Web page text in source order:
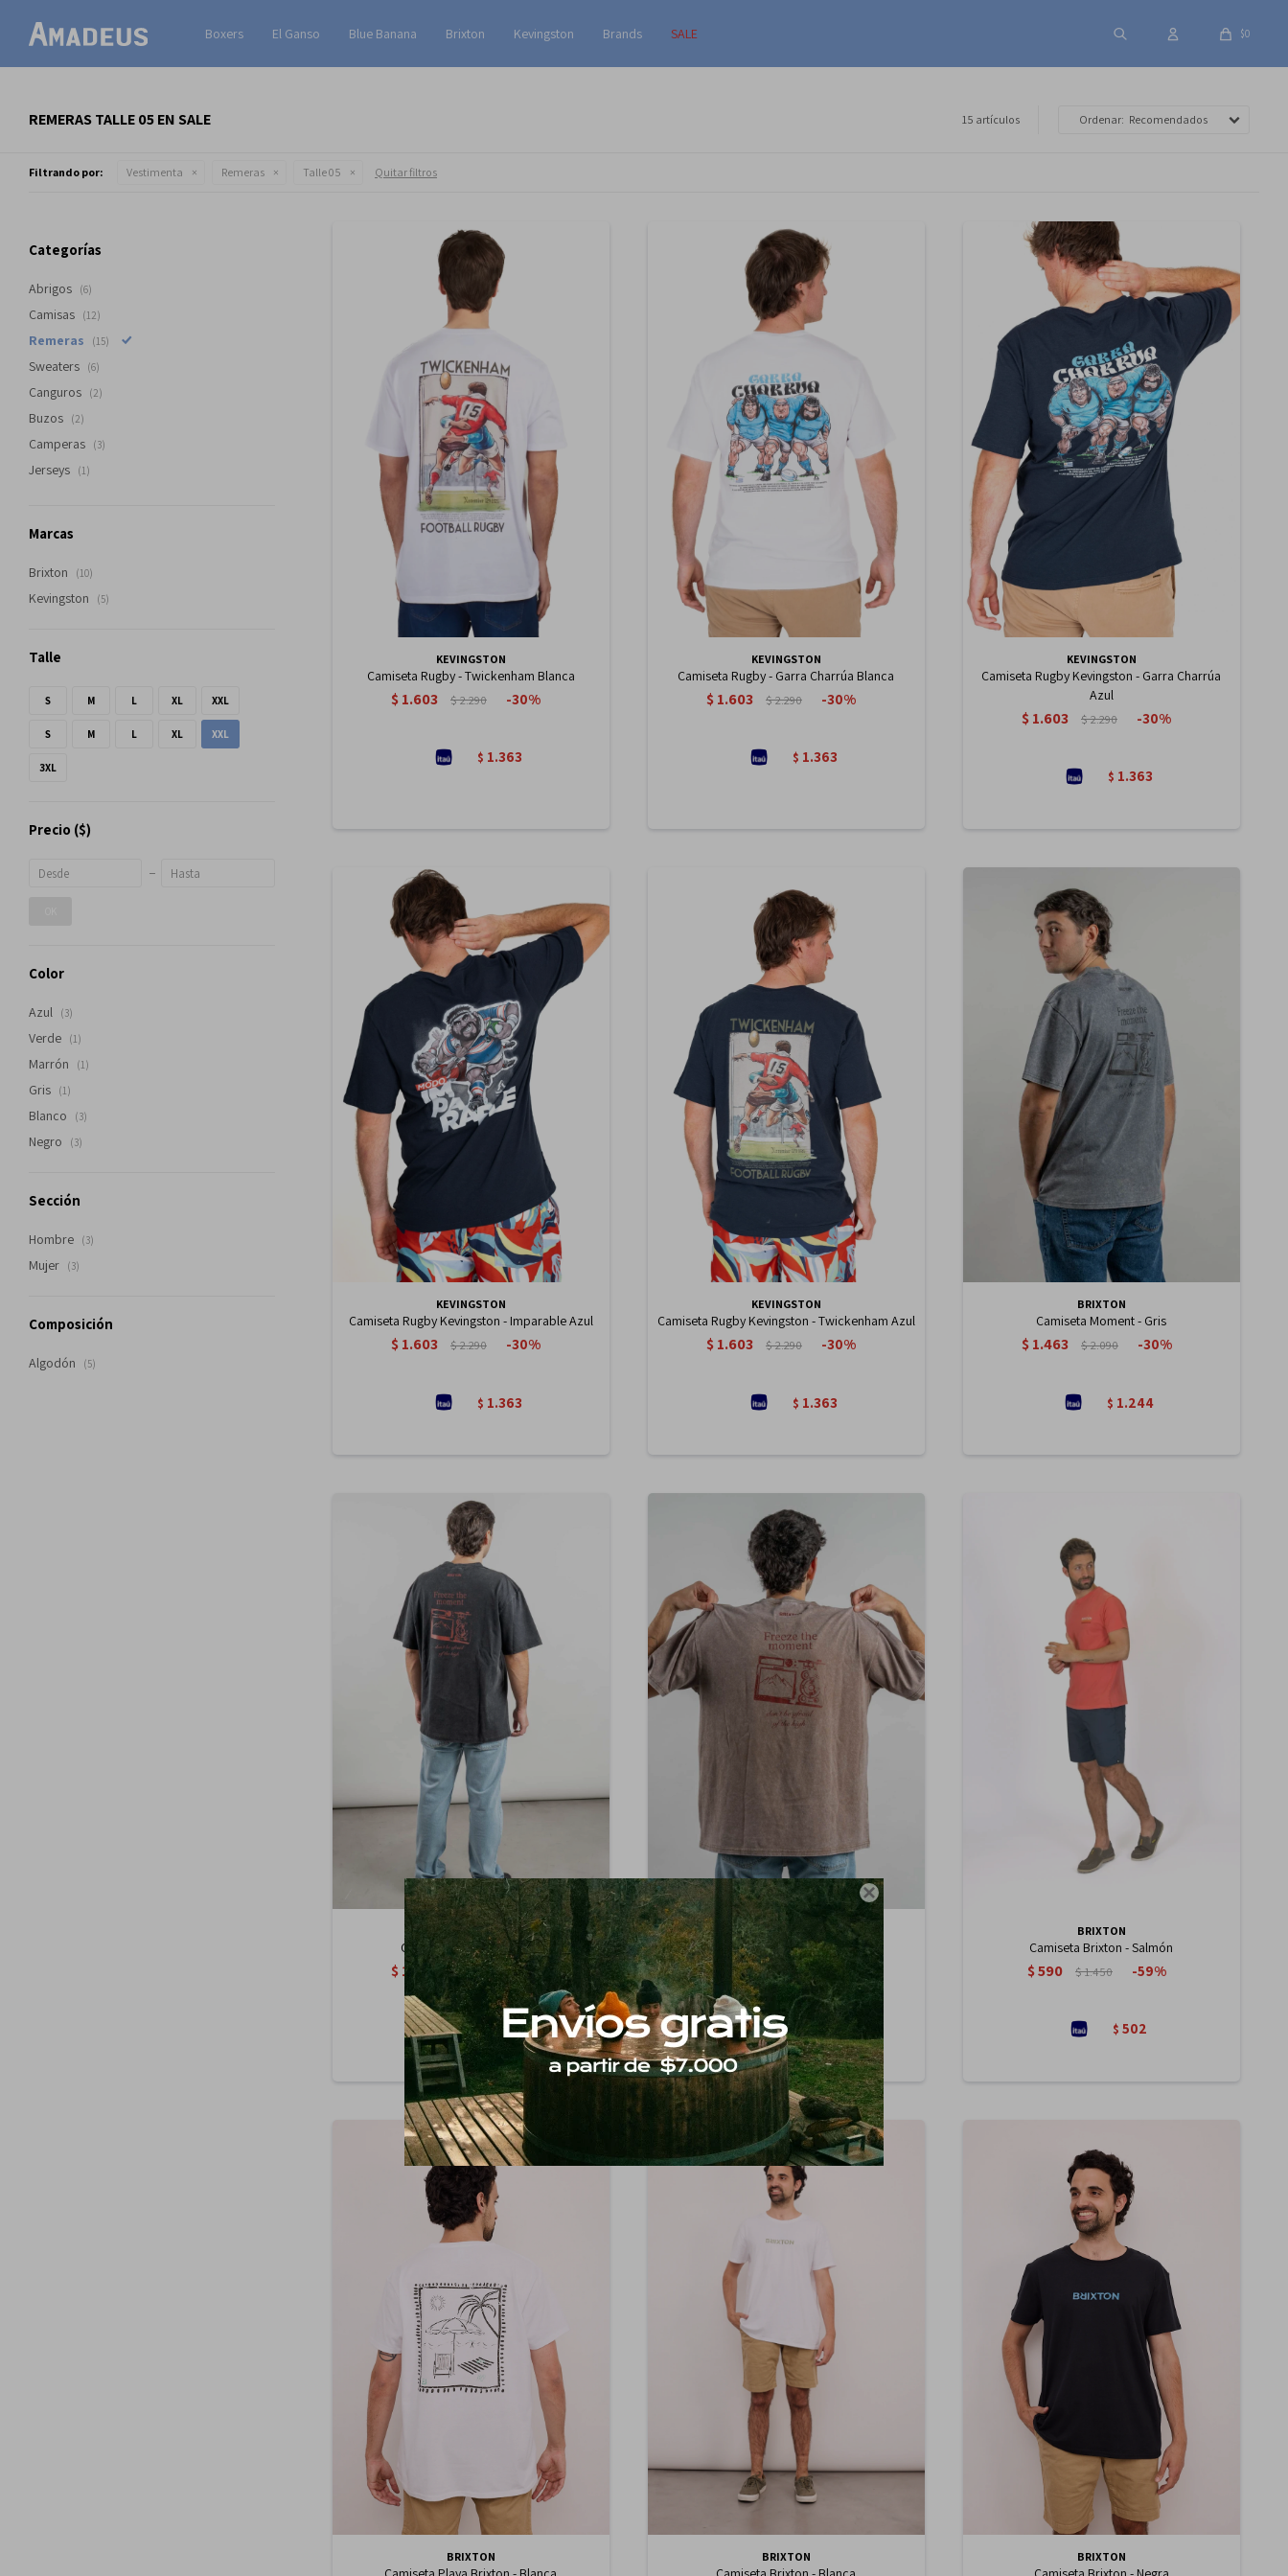

Boxers El Ganso Blue Banana Brixton Kevingston Brands SALE $0
REMERAS TALLE 05 EN SALE 15 artículos Recomendados
Filtrando por: Vestimenta Remeras Talle 05 Quitar filtros
KEVINGSTON
Camiseta Rugby - Twickenham Blanca
$1.603 $2.290 30
$ 1.363
KEVINGSTON
Camiseta Rugby - Garra Charrúa Blanca
$1.603 $2.290 30
$ 1.363
KEVINGSTON
Camiseta Rugby Kevingston - Garra Charrúa
Azul
$1.603 $2.290 30
$ 1.363
KEVINGSTON
Camiseta Rugby Kevingston - Imparable Azul
$1.603 $2.290 30
$ 1.363
KEVINGSTON
Camiseta Rugby Kevingston - Twickenham Azul
$1.603 $2.290 30
$ 1.363
BRIXTON
Camiseta Moment - Gris
$1.463 $2.090 30
$ 1.244
BRIXTON
Camiseta Moment - Negra
$1.463 $2.090 30
$ 1.244
BRIXTON
Camiseta Moment - Marrón
$ 1.463 $ 2.090 30
$ 1.244
BRIXTON
Camiseta Brixton - Salmón
$590 $1.450 59
$ 502
BRIXTON BRIXTON BRIXTON
Categorías
Abrigos (6)
Camisas (12)
Remeras (15)
Sweaters (6)
Canguros (2)
Buzos (2)
Camperas (3)
Jerseys (1)
Marcas
Brixton (10)
Kevingston (5)
Talle
S M L XL XXL
S M L XL XXL
3XL
Precio ($)
Color
Azul (3)
Verde (1)
Marrón (1)
Gris (1)
Blanco (3)
Negro (3)
Sección
Hombre (3)
Mujer (3)
Composición
Algodón (5)